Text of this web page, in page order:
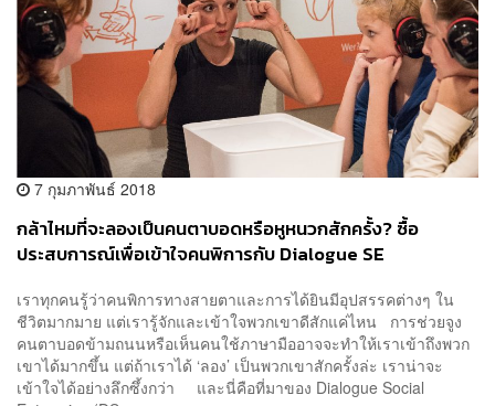
7 กุมภาพันธ์ 2018
กล้าไหมที่จะลองเป็นคนตาบอดหรือหูหนวกสักครั้ง? ซื้อ
ประสบการณ์เพื่อเข้าใจคนพิการกับ Dialogue SE
เราทุกคนรู้ว่าคนพิการทางสายตาและการได้ยินมีอุปสรรคต่างๆ ใน
ชีวิตมากมาย แต่เรารู้จักและเข้าใจพวกเขาดีสักแค่ไหน การช่วยจูง
คนตาบอดข้ามถนนหรือเห็นคนใช้ภาษามืออาจจะทำให้เราเข้าถึงพวก
เขาได้มากขึ้น แต่ถ้าเราได้ ‘ลอง’ เป็นพวกเขาสักครั้งล่ะ เราน่าจะ
เข้าใจได้อย่างลึกซึ้งกว่า และนี่คือที่มาของ Dialogue Social